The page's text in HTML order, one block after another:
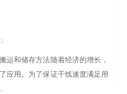
储存方法随着经济的增长，
应用。为了保证干线速度满足用